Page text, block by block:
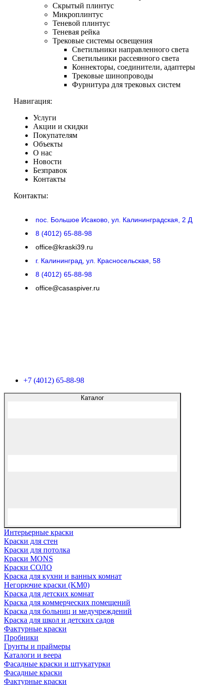
Скрытый плинтус
Микроплинтус
Теневой плинтус
Теневая рейка
Трековые системы освещения
Светильники направленного света
Светильники рассеянного света
Коннекторы, соединители, адаптеры
Трековые шинопроводы
Фурнитура для трековых систем
Навигация:
Услуги
Акции и скидки
Покупателям
Объекты
О нас
Новости
Безправок
Контакты
Контакты:
пос. Большое Исаково, ул. Калининградская, 2 Д
8 (4012) 65-88-98
office@kraski39.ru
г. Калининград, ул. Красносельская, 58
8 (4012) 65-88-98
office@casaspiver.ru
+7 (4012) 65-88-98
Каталог
Интерьерные краски
Краски для стен
Краски для потолка
Краски MONS
Краски СОЛО
Краска для кухни и ванных комнат
Негорючие краски (KM0)
Краска для детских комнат
Краска для коммерческих помещений
Краска для больниц и медучреждений
Краска для школ и детских садов
Фактурные краски
Пробники
Грунты и праймеры
Каталоги и веера
Фасадные краски и штукатурки
Фасадные краски
Фактурные краски